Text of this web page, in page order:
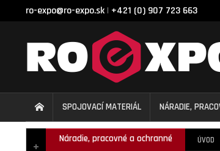
ro-expo@ro-expo.sk | +421 (0) 907 723 663
SPOJOVACÍ MATERIÁL NÁRADIE,
Náradie, pracovné a ochranné
ÚVOD